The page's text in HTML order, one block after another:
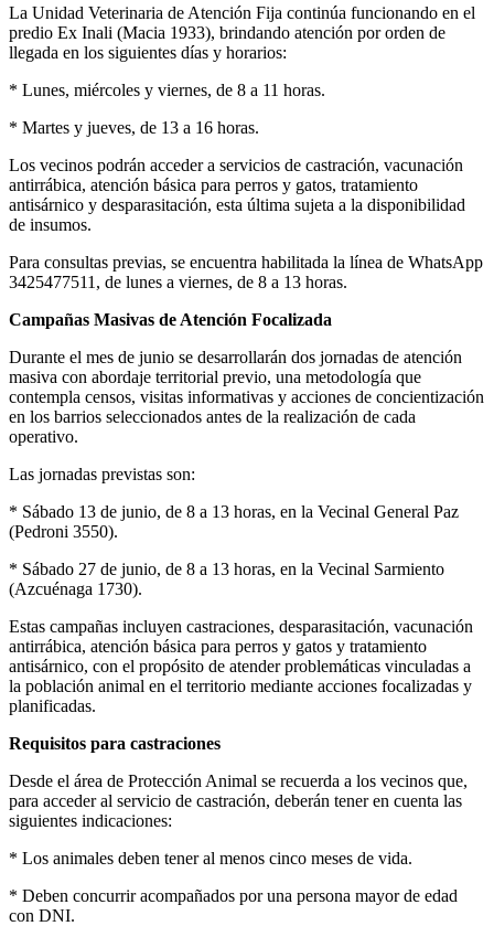
La Unidad Veterinaria de Atención Fija continúa funcionando en el
predio Ex Inali (Macia 1933), brindando atención por orden de
llegada en los siguientes días y horarios:
* Lunes, miércoles y viernes, de 8 a 11 horas.
* Martes y jueves, de 13 a 16 horas.
Los vecinos podrán acceder a servicios de castración, vacunación
antirrábica, atención básica para perros y gatos, tratamiento
antisárnico y desparasitación, esta última sujeta a la disponibilidad
de insumos.
Para consultas previas, se encuentra habilitada la línea de WhatsApp
3425477511, de lunes a viernes, de 8 a 13 horas.
Campañas Masivas de Atención Focalizada
Durante el mes de junio se desarrollarán dos jornadas de atención
masiva con abordaje territorial previo, una metodología que
contempla censos, visitas informativas y acciones de concientización
en los barrios seleccionados antes de la realización de cada
operativo.
Las jornadas previstas son:
* Sábado 13 de junio, de 8 a 13 horas, en la Vecinal General Paz
(Pedroni 3550).
* Sábado 27 de junio, de 8 a 13 horas, en la Vecinal Sarmiento
(Azcuénaga 1730).
Estas campañas incluyen castraciones, desparasitación, vacunación
antirrábica, atención básica para perros y gatos y tratamiento
antisárnico, con el propósito de atender problemáticas vinculadas a
la población animal en el territorio mediante acciones focalizadas y
planificadas.
Requisitos para castraciones
Desde el área de Protección Animal se recuerda a los vecinos que,
para acceder al servicio de castración, deberán tener en cuenta las
siguientes indicaciones:
* Los animales deben tener al menos cinco meses de vida.
* Deben concurrir acompañados por una persona mayor de edad
con DNI.